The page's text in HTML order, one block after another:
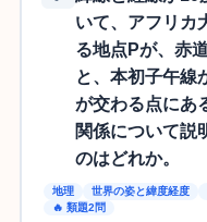
いて、アフリカ
る地点Pが、赤
と、本初子午線
が交わる点にあ
関係について説
のはどれか。
地理 世界の姿と緯度経度
🔥 類題2問